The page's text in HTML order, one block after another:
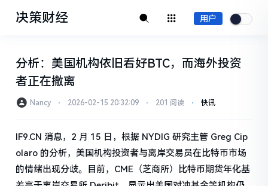
决策财经 用户
分析：美国机构依旧看好BTC，而海外投资
者正在撤离
Nancy ⋅ 2026-02-15 20:32:09 ⋅ 201 阅读 ⋅ 快讯
IF9.CN 消息，2 月 15 日，根据 NYDIG 研究主管 Greg Cip
olaro 的分析，美国机构投资者与离岸交易员在比特币市场
的情绪出现分歧。目前，CME（芝商所）比特币期货年化基